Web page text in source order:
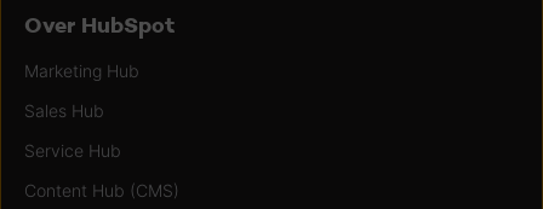
Over HubSpot
Marketing Hub
Sales Hub
Service Hub
Content Hub (CMS)